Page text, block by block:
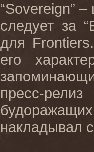
“Sovereign”
следует за “
для Frontiers
его
пресс-
накладывал